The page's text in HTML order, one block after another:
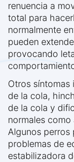
renuencia a
total para
normalmente
pueden
provocando
Otros síntomas
de la cola,
de la cola y
normales
Algunos perros
problemas de
estabilizadora